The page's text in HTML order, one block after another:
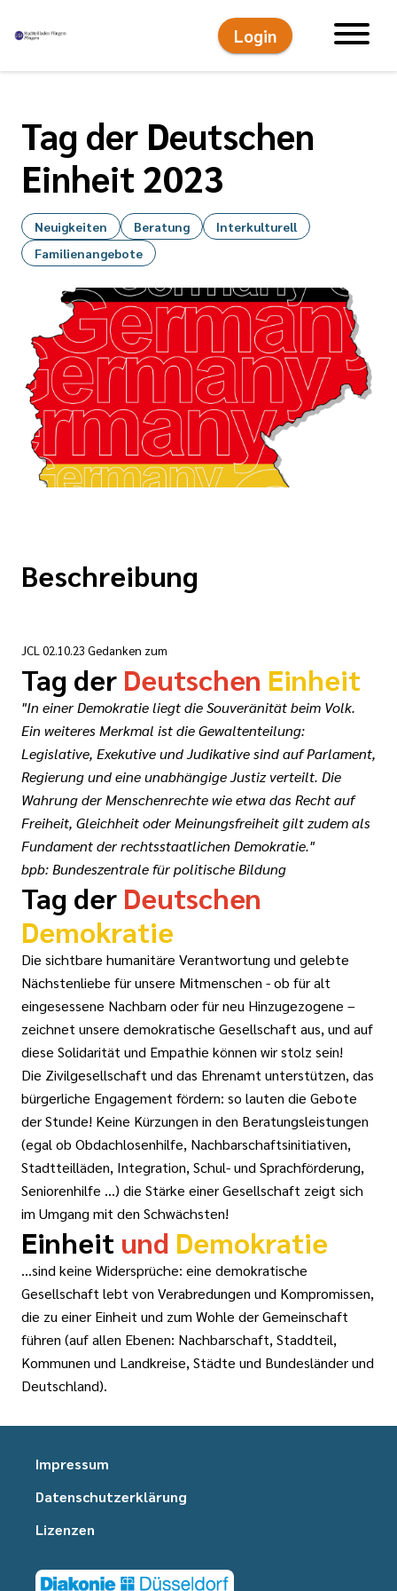
Login
Tag der Deutschen
Einheit 2023
Neuigkeiten Beratung
Interkulturell
Familienangebote
Beschreibung
JCL 02.10.23 Gedanken zum
Tag der Deutschen Einheit
"In einer Demokratie liegt die Souveränität beim Volk.
Ein weiteres Merkmal ist die Gewaltenteilung:
Legislative, Exekutive und Judikative sind auf Parlament,
Regierung und eine unabhängige Justiz verteilt. Die
Wahrung der Menschenrechte wie etwa das Recht auf
Freiheit, Gleichheit oder Meinungsfreiheit gilt zudem als
Fundament der rechtsstaatlichen Demokratie."
bpb: Bundeszentrale für politische Bildung
Tag der Deutschen
Demokratie
Die sichtbare humanitäre Verantwortung und gelebte
Nächstenliebe für unsere Mitmenschen - ob für alt
eingesessene Nachbarn oder für neu Hinzugezogene –
zeichnet unsere demokratische Gesellschaft aus, und auf
diese Solidarität und Empathie können wir stolz sein!
Die Zivilgesellschaft und das Ehrenamt unterstützen, das
bürgerliche Engagement fördern: so lauten die Gebote
der Stunde! Keine Kürzungen in den Beratungsleistungen
(egal ob Obdachlosenhilfe, Nachbarschaftsinitiativen,
Stadtteilläden, Integration, Schul- und Sprachförderung,
Seniorenhilfe ...) die Stärke einer Gesellschaft zeigt sich
im Umgang mit den Schwächsten!
Einheit und Demokratie
...sind keine Widersprüche: eine demokratische
Gesellschaft lebt von Verabredungen und Kompromissen,
die zu einer Einheit und zum Wohle der Gemeinschaft
führen (auf allen Ebenen: Nachbarschaft, Staddteil,
Kommunen und Landkreise, Städte und Bundesländer und
Deutschland).
Impressum
Datenschutzerklärung
Lizenzen